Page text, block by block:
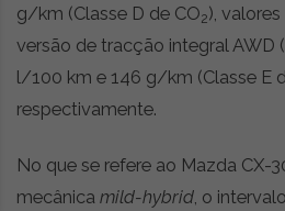
g/km (Classe D de CO2),
versão de tracção integral AWD
l/100 km e 146 g/km (Classe E
respectivamente.
No que se refere ao Mazda CX-
mecânica mild-hybrid, o